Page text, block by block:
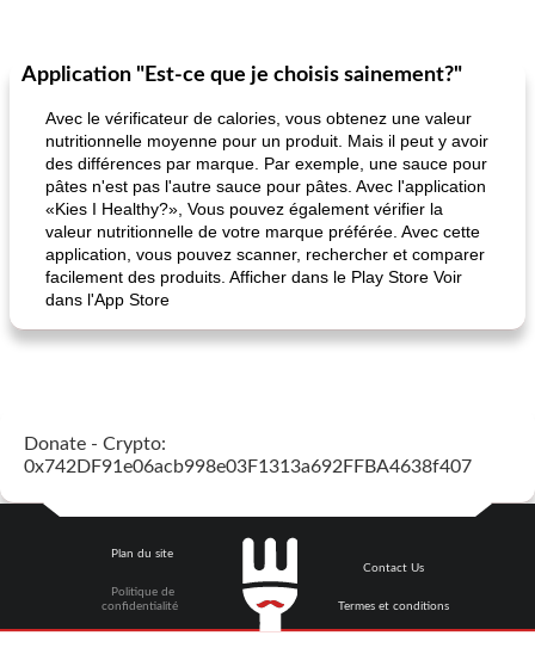
Application "Est-ce que je choisis sainement?"
Avec le vérificateur de calories, vous obtenez une valeur
nutritionnelle moyenne pour un produit. Mais il peut y avoir
des différences par marque. Par exemple, une sauce pour
pâtes n'est pas l'autre sauce pour pâtes. Avec l'application
«Kies I Healthy?», Vous pouvez également vérifier la
valeur nutritionnelle de votre marque préférée. Avec cette
application, vous pouvez scanner, rechercher et comparer
facilement des produits. Afficher dans le Play Store Voir
dans l'App Store
Donate - Crypto:
0x742DF91e06acb998e03F1313a692FFBA4638f407
Plan du site
Politique de
confidentialité
Contact Us
Termes et conditions